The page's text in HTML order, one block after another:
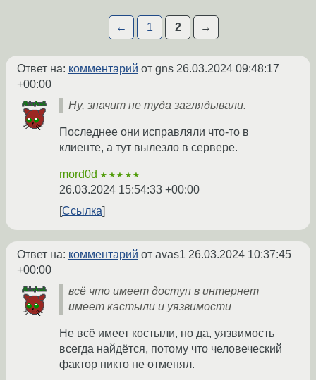
← 1 2 →
Ответ на: комментарий от gns 26.03.2024 09:48:17
+00:00
Ну, значит не туда заглядывали.
Последнее они исправляли что-то в
клиенте, а тут вылезло в сервере.
mord0d ★★★★★
26.03.2024 15:54:33 +00:00
Ссылка
Ответ на: комментарий от avas1 26.03.2024 10:37:45
+00:00
всё что имеет доступ в интернет
имеет кастыли и уязвимости
Не всё имеет костыли, но да, уязвимость
всегда найдётся, потому что человеческий
фактор никто не отменял.